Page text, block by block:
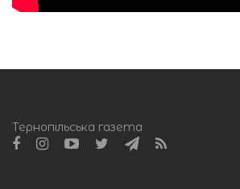
Тернопільська газета